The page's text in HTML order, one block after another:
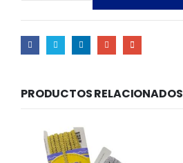
PRODUCTOS RELACIONADOS